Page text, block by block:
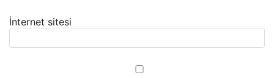
İnternet sitesi